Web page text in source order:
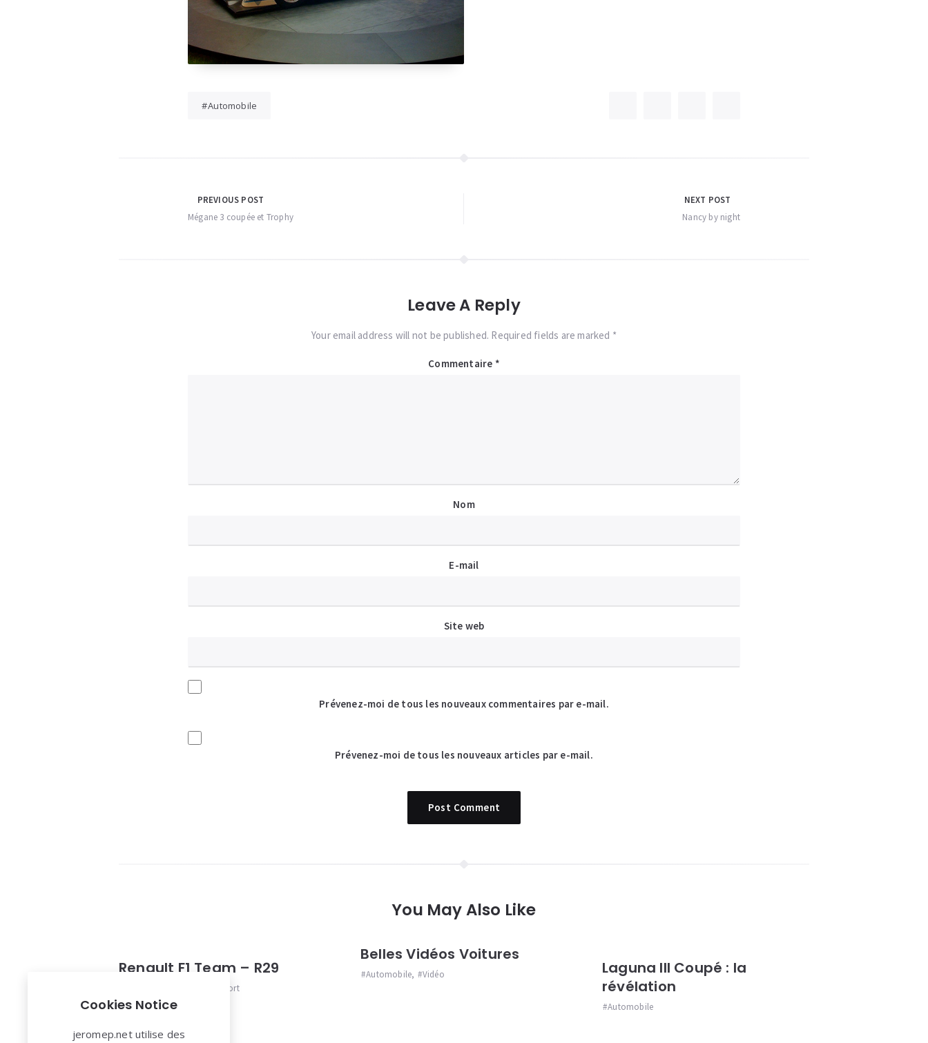
Automobile
Navigation
de
PREVIOUS POST
Mégane 3 coupée et Trophy
NEXT POST
Nancy by night
Leave A Reply
Your email address will not be published. Required fields are marked *
Commentaire *
Nom
E-mail
Site web
Prévenez-moi de tous les nouveaux commentaires par e-mail.
Prévenez-moi de tous les nouveaux articles par e-mail.
You May Also Like
Renault F1 Team – R29
Sport
Belles Vidéos Voitures
Automobile, Vidéo
Laguna III Coupé : la
révélation
Automobile
Cookies Notice
jeromep.net utilise des